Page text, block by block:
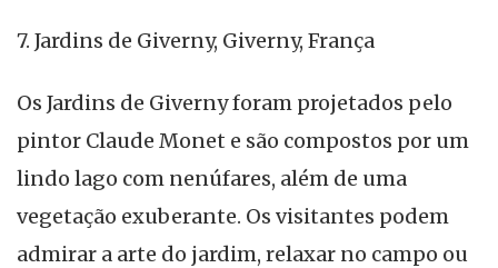
7. Jardins de Giverny, Giverny, França
Os Jardins de Giverny foram projetados pelo
pintor Claude Monet e são compostos por um
lindo lago com nenúfares, além de uma
vegetação exuberante. Os visitantes podem
admirar a arte do jardim, relaxar no campo ou